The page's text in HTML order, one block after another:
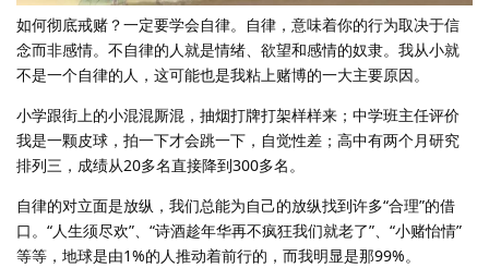
如何彻底戒赌？一定要学会自律。自律，意味着你的行为取决于信
念而非感情。不自律的人就是情绪、欲望和感情的奴隶。我从小就
不是一个自律的人，这可能也是我粘上赌博的一大主要原因。
小学跟街上的小混混厮混，抽烟打牌打架样样来；中学班主任评价
我是一颗皮球，拍一下才会跳一下，自觉性差；高中有两个月研究
排列三，成绩从20多名直接降到300多名。
自律的对立面是放纵，我们总能为自己的放纵找到许多“合理”的借
口。“人生须尽欢”、“诗酒趁年华再不疯狂我们就老了”、“小赌怡情”
等等，地球是由1%的人推动着前行的，而我明显是那99%。